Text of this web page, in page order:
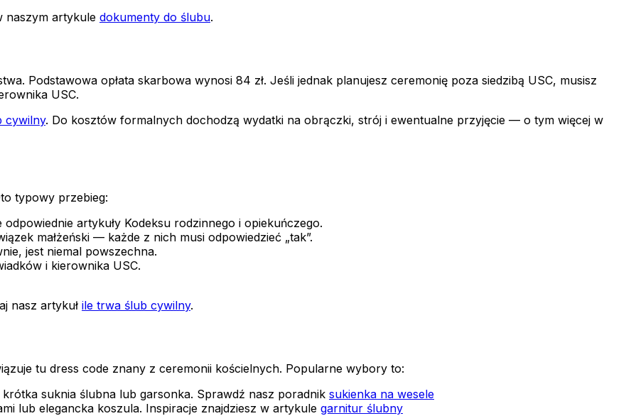
naszym artykule dokumenty do ślubu.
Podstawowa opłata skarbowa wynosi 84 zł. Jeśli jednak planujesz ceremonię poza siedzibą USC, musisz
USC.
cywilny. Do kosztów formalnych dochodzą wydatki na obrączki, strój i ewentualne przyjęcie — o tym więcej w
typowy przebieg:
artykuły Kodeksu rodzinnego i opiekuńczego.
małżeński — każde z nich musi odpowiedzieć „tak”.
jest niemal powszechna.
i kierownika USC.
nasz artykuł ile trwa ślub cywilny.
tu dress code znany z ceremonii kościelnych. Popularne wybory to:
suknia ślubna lub garsonka. Sprawdź nasz poradnik sukienka na wesele
lub elegancka koszula. Inspiracje znajdziesz w artykule garnitur ślubny